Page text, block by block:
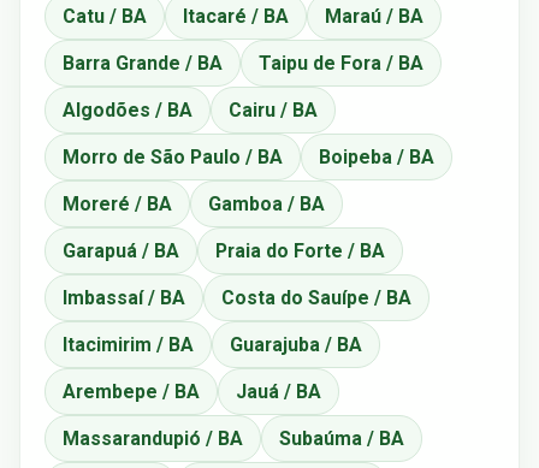
Catu / BA Itacaré / BA Maraú / BA
Barra Grande / BA Taipu de Fora / BA
Algodões / BA Cairu / BA
Morro de São Paulo / BA Boipeba / BA
Moreré / BA Gamboa / BA
Garapuá / BA Praia do Forte / BA
Imbassaí / BA Costa do Sauípe / BA
Itacimirim / BA Guarajuba / BA
Arembepe / BA Jauá / BA
Massarandupió / BA Subaúma / BA